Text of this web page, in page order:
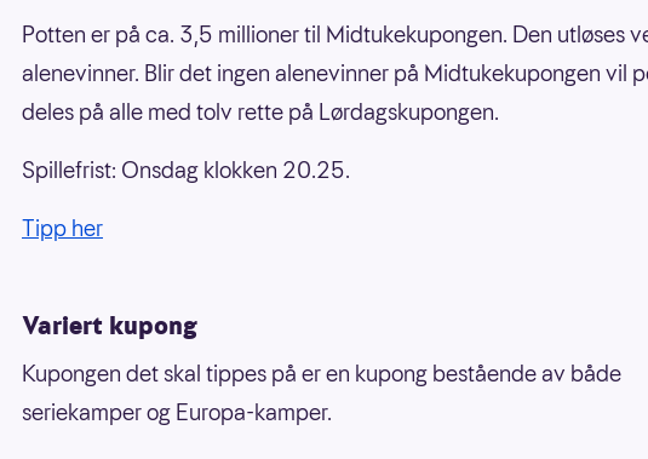
Potten er på ca. 3,5 millioner til Midtukekupongen. Den utløses
alenevinner. Blir det ingen alenevinner på Midtukekupongen vil
deles på alle med tolv rette på Lørdagskupongen.
Spillefrist: Onsdag klokken 20.25.
Tipp her
Variert kupong
Kupongen det skal tippes på er en kupong bestående av både
seriekamper og Europa-kamper.